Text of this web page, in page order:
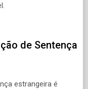
de Sentença
estrangeira é